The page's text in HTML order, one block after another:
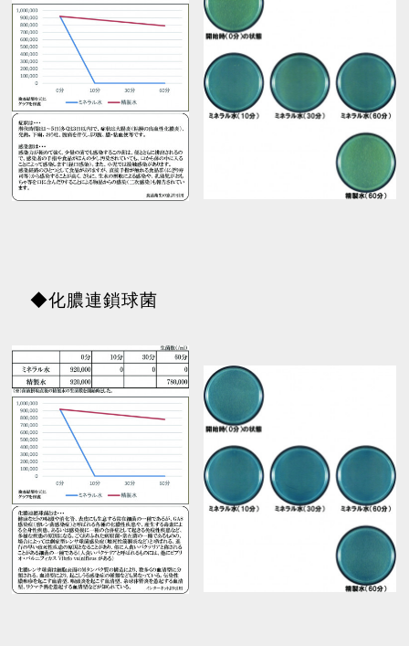
◆化膿連鎖球菌